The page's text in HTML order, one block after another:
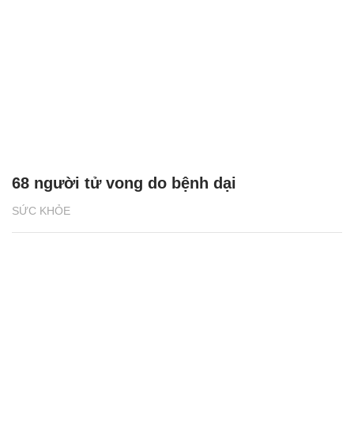
SỨC KHỎE
68 người tử vong do bệnh dại